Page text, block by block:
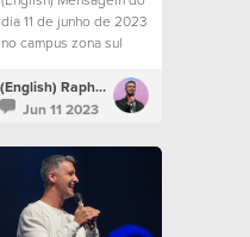
dia 11 de junho de 2023
no campus zona sul
(English) Raphael Galante
Jun 11 2023